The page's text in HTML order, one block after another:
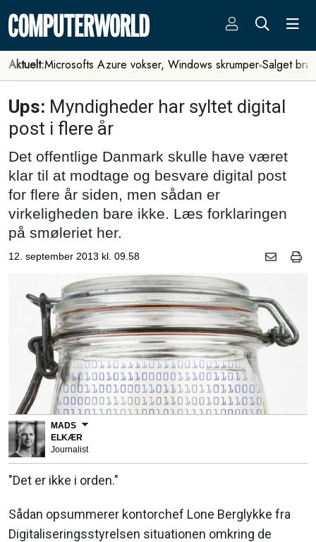
Aktuelt:Microsofts Azure vokser, Windows skrumper Salget
Ups: Myndigheder har syltet digital
post i flere år
Det offentlige Danmark skulle have været
klar til at modtage og besvare digital post
for flere år siden, men sådan er
virkeligheden bare ikke. Læs forklaringen
på smøleriet her.
12. september 2013 kl. 09.58
MADS
ELKÆR
Journalist
"Det er ikke i orden."
Sådan opsummerer kontorchef Lone Berglykke fra
Digitaliseringsstyrelsen situationen omkring de